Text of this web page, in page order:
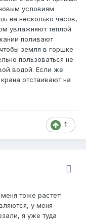
условиям
на несколько часов,
увлажняют теплой
поливают
земля в горшке
пользоваться не
водой. Если же
отстаивают на
1
тоже растет!
у меня
я уже туда